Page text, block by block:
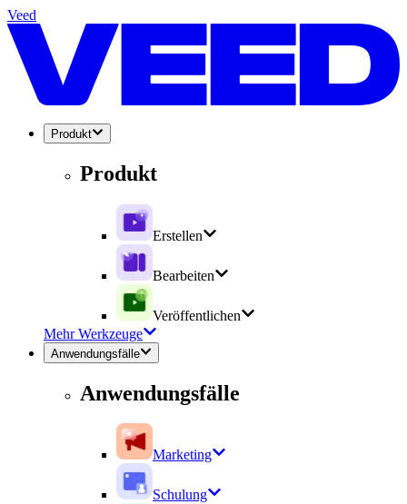
Veed
Produkt
Produkt
Erstellen
Bearbeiten
Veröffentlichen
Mehr Werkzeuge
Anwendungsfälle
Anwendungsfälle
Marketing
Schulung